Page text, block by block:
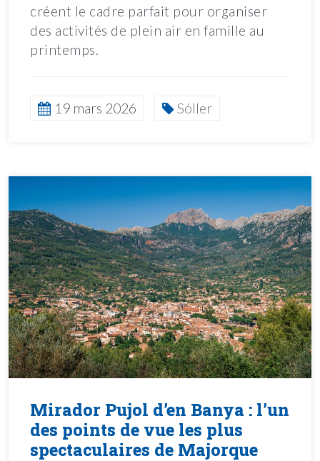
créent le cadre parfait pour organiser
des activités de plein air en famille au
printemps.
19 mars 2026 Sóller
Mirador Pujol d’en Banya : l’un
des points de vue les plus
spectaculaires de Majorque